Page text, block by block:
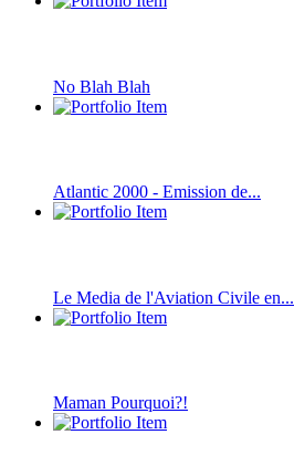
No Blah Blah
Atlantic 2000 - Emission de...
Le Media de l'Aviation Civile en...
Maman Pourquoi?!